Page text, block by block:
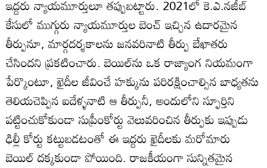
ఇద్దరు న్యాయమూర్తులూ తప్పుబట్టారు. 2021లో కె.ఎ.నజీబ్‌
కేసులో ముగ్గురు న్యాయమూర్తుల బెంచ్‌ ఇచ్చిన ఉదారమైన
తీర్పునూ, మార్గదర్శకాలను జనవరినాటి తీర్పు బేఖాతరు
చేసిందని ప్రకటించారు. బెయిల్‌ను ఒక రాజ్యాంగ నియమంగా
పేర్కొంటూ, ఖైదీల జీవించే హక్కును పరిరక్షించాల్సిన బాధ్యతను
తెలియచెప్పిన ఐదేళ్ళనాటి ఆ తీర్పునీ, అందులోని స్ఫూర్తిని
పట్టించుకోకుండా సుప్రీంకోర్టు వెలువరించిన తీర్పుకు ఇప్పుడు
ఢిల్లీ కోర్టు కట్టుబడటంతో ఈ ఇద్దరు ఖైదీలకు మరోమారు
బెయిల్‌ దక్కకుండా పోయింది. రాజకీయంగా సున్నితమైన